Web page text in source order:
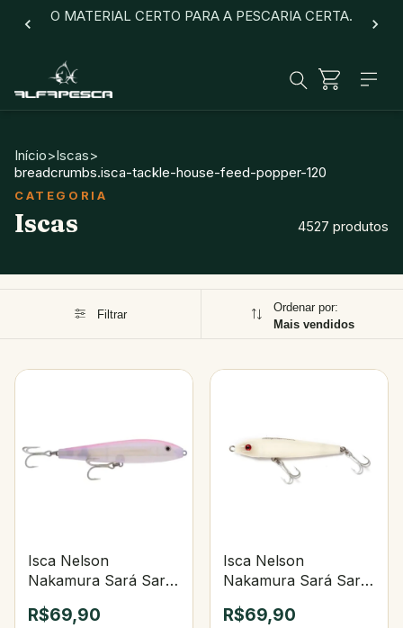
O MATERIAL CERTO PARA A PESCARIA CERTA.
Início>Iscas>
breadcrumbs.isca-tackle-house-feed-popper-120
Iscas 4527 produtos
Filtrar
Ordenar por:
Mais vendidos
Isca Nelson
Nakamura Sará Sará
R$69,90
Isca Nelson
Nakamura Sará Sará
R$69,90